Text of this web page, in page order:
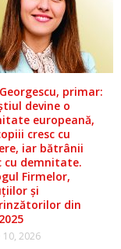
primar:
devine o
europeană,
cresc cu
iar bătrânii
cu demnitate.
Firmelor,
și
din
2026